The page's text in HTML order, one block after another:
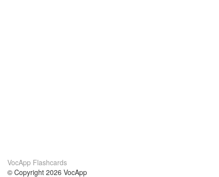
VocApp Flashcards
© Copyright 2026 VocApp